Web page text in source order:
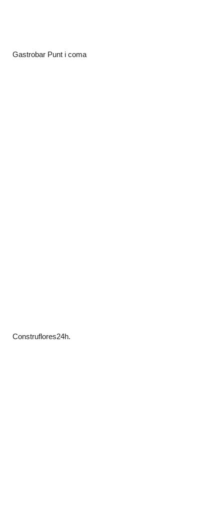
Gastrobar Punt i coma
Construflores24h.